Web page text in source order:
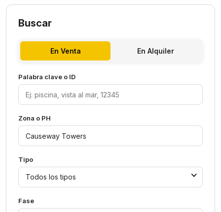
Buscar
En Venta En Alquiler
Palabra clave o ID
Zona o PH
Tipo
Todos los tipos
Fase